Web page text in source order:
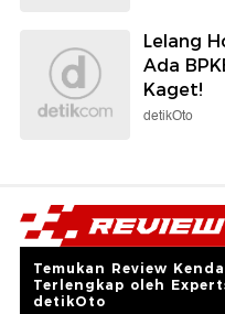
Lelang
Ada
Kaget!
detikOto
Temukan Review
Terlengkap oleh
detikOto